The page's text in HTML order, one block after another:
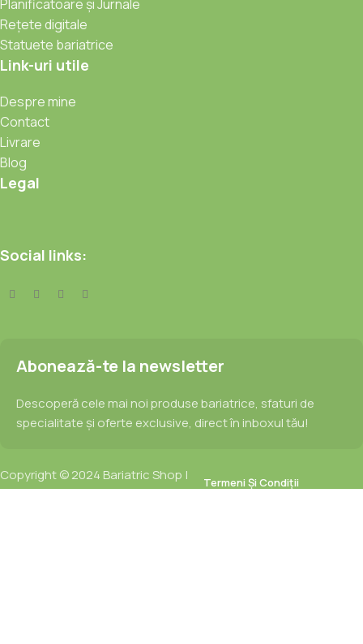
Planificatoare și Jurnale
Rețete digitale
Statuete bariatrice
Link-uri utile
Despre mine
Contact
Livrare
Blog
Legal
Social links:
Abonează-te la newsletter
Descoperă cele mai noi produse bariatrice, sfaturi de
specialitate și oferte exclusive, direct în inboxul tău!
Copyright © 2024 Bariatric Shop |
Powered byAris Pixel
Termeni Și Condiții